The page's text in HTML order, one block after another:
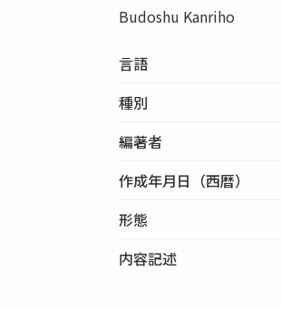
Budoshu Kanriho
言語
種別
編著者
作成年月日（西暦）
形態
内容記述